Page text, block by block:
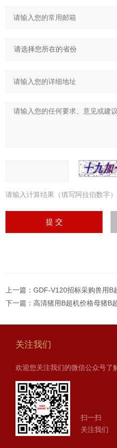
请输入计算结果（填写阿拉伯数字
上一篇：GDF-V120招标采购兽用B
下一篇：高清猪用B超机价格母猪B
关注我们
欢迎您关注我们的微信公众号了
扫一扫
关注我们